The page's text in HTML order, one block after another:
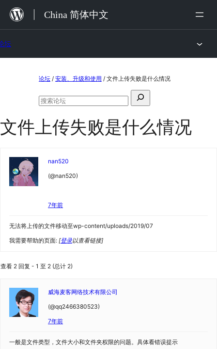
China 简体中文
坛
容
论坛 / 安装、升级和使用 / 文件上传失败是什么情况
搜
搜
论
坛
文件上传失败是什么情况
nan520
(@nan520)
7年前
无法将上传的文件移动至wp-content/uploads/2019/07
我需要帮助的页面: [登录以查看链接]
查看 2 回复 - 1 至 2 (总计 2)
威海麦客网络技术有限公司
(@qq2466380523)
7年前
一般是文件类型，文件大小和文件夹权限的问题。具体看错误提示